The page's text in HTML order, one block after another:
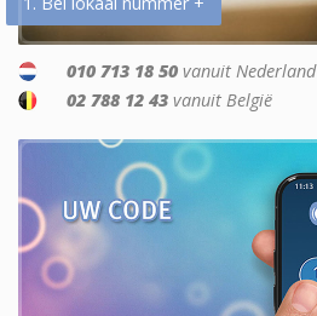
010 713 18 50 vanuit Nederland
02 788 12 43 vanuit België